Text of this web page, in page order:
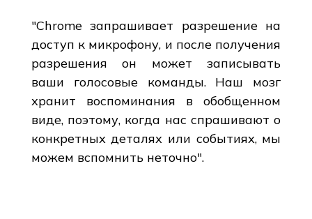
"Chrome запрашивает разрешение на
доступ к микрофону, и после получения
разрешения он может записывать
ваши голосовые команды. Наш мозг
хранит воспоминания в обобщенном
виде, поэтому, когда нас спрашивают о
конкретных деталях или событиях, мы
можем вспомнить неточно".